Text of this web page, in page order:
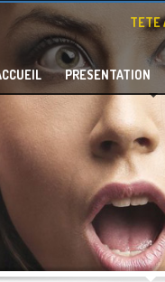
TETE
PRESENTATION